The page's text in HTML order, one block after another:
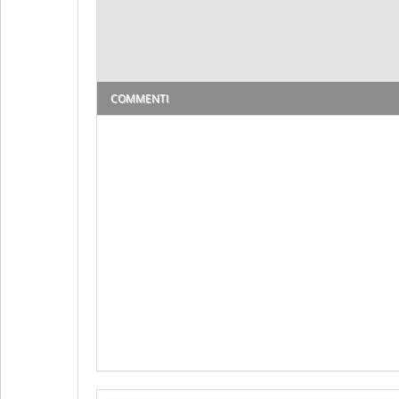
COMMENTI